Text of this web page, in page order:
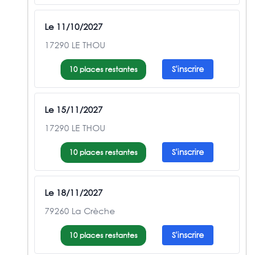
Le 11/10/2027
17290 LE THOU
10 places restantes S'inscrire
Le 15/11/2027
17290 LE THOU
10 places restantes S'inscrire
Le 18/11/2027
79260 La Crèche
10 places restantes S'inscrire